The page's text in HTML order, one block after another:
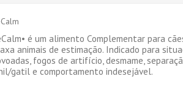
é um alimento Complementar para
animais de estimação. Indicado para
fogos de artifício, desmame,
gatil e comportamento indesejável.